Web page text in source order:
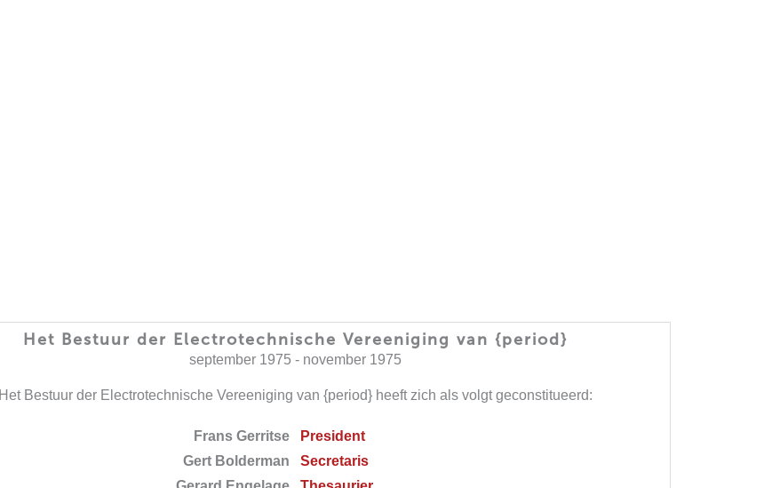
Het Bestuur der Electrotechnische Vereeniging van {period}
september 1975 - november 1975
Het Bestuur der Electrotechnische Vereeniging van {period} heeft zich als volgt geconstitueerd:
Frans Gerritse
President
Gert Bolderman
Secretaris